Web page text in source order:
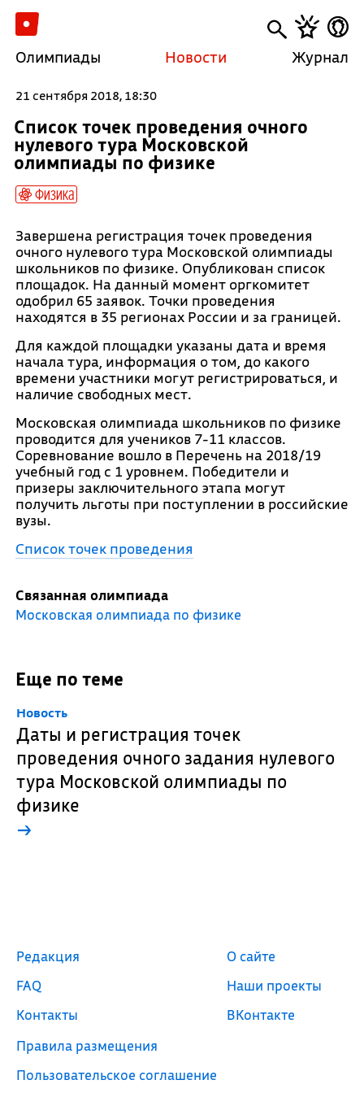
Олимпиады Новости Журнал
21 сентября 2018, 18:30
Список точек проведения очного
нулевого тура Московской
олимпиады по физике
Физика
Завершена регистрация точек проведения
очного нулевого тура Московской олимпиады
школьников по физике. Опубликован список
площадок. На данный момент оргкомитет
одобрил 65 заявок. Точки проведения
находятся в 35 регионах России и за границей.
Для каждой площадки указаны дата и время
начала тура, информация о том, до какого
времени участники могут регистрироваться, и
наличие свободных мест.
Московская олимпиада школьников по физике
проводится для учеников 7-11 классов.
Соревнование вошло в Перечень на 2018/19
учебный год с 1 уровнем. Победители и
призеры заключительного этапа могут
получить льготы при поступлении в российские
вузы.
Список точек проведения
Связанная олимпиада
Московская олимпиада по физике
Еще по теме
Новость
Даты и регистрация точек
проведения очного задания нулевого
тура Московской олимпиады по
физике
→
Редакция
FAQ
Контакты
Правила размещения
Пользовательское соглашение
О сайте
Наши проекты
ВКонтакте